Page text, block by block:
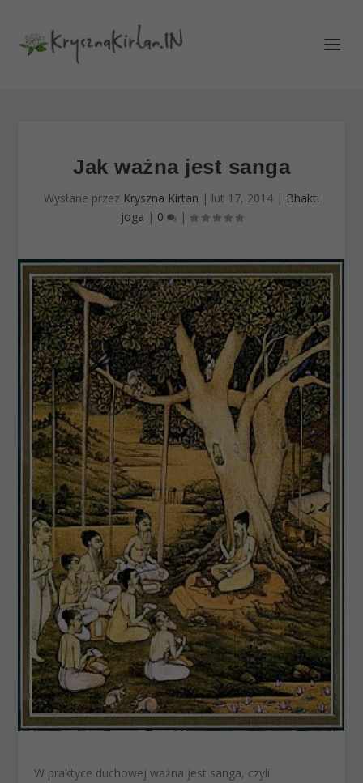
Jak ważna jest sanga
Wysłane przez Kryszna Kirtan | lut 17, 2014 | Bhakti
joga | 0 |
W praktyce duchowej ważna jest sanga, czyli